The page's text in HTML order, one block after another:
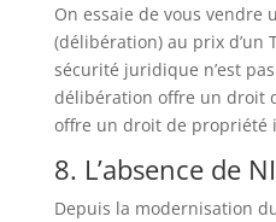
On essaie de vous vendre
(délibération) au prix d’un
sécurité juridique n’est
délibération offre un droit
offre un droit de propriété
8. L’absence de
Depuis la modernisation